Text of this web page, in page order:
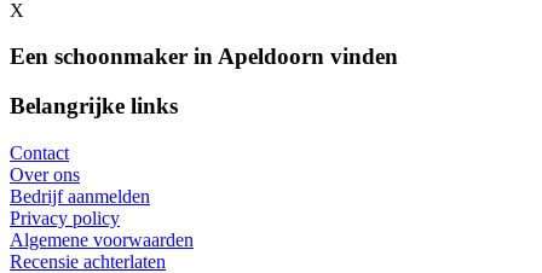
X
Een schoonmaker in Apeldoorn vinden
Belangrijke links
Contact
Over ons
Bedrijf aanmelden
Privacy policy
Algemene voorwaarden
Recensie achterlaten